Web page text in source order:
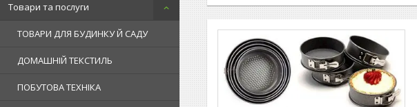
Товари та послуги
ТОВАРИ ДЛЯ БУДИНКУ Й САДУ
ДОМАШНІЙ ТЕКСТИЛЬ
ПОБУТОВА ТЕХНІКА